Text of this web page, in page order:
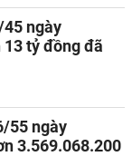
ngày
tỷ đồng đã
55 ngày
3.569.068.200